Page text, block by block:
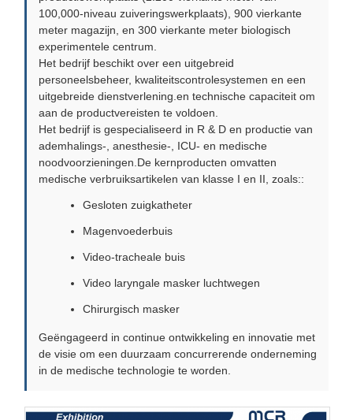
100,000-niveau zuiveringswerkplaats), 900 vierkante
meter magazijn, en 300 vierkante meter biologisch
experimentele centrum.
Het bedrijf beschikt over een uitgebreid
personeelsbeheer, kwaliteitscontrolesystemen en een
uitgebreide dienstverlening.en technische capaciteit om
aan de productvereisten te voldoen.
Het bedrijf is gespecialiseerd in R & D en productie van
ademhalings-, anesthesie-, ICU- en medische
noodvoorzieningen.De kernproducten omvatten
medische verbruiksartikelen van klasse I en II, zoals::
Gesloten zuigkatheter
Magenvoederbuis
Video-tracheale buis
Video laryngale masker luchtwegen
Chirurgisch masker
Geëngageerd in continue ontwikkeling en innovatie met
de visie om een duurzaam concurrerende onderneming
in de medische technologie te worden.